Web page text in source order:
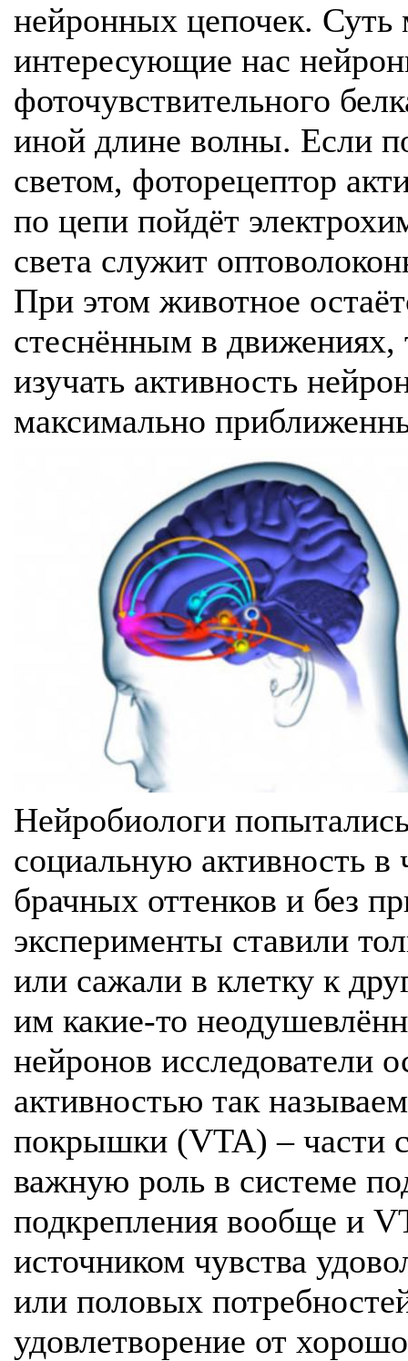
нейронных цепочек. Суть
интересующие нас
фоточувствительного
иной длине волны. Если
светом, фоторецептор
по цепи пойдёт
света служит
При этом животное
стеснённым в движениях,
изучать активность
максимально
Нейробиологи
социальную активность в
брачных оттенков и без
эксперименты ставили
или сажали в клетку к
им какие-то
нейронов исследователи
активностью так
покрышки (VTA) – части
важную роль в системе
подкрепления вообще и
источником чувства
или половых
удовлетворение от